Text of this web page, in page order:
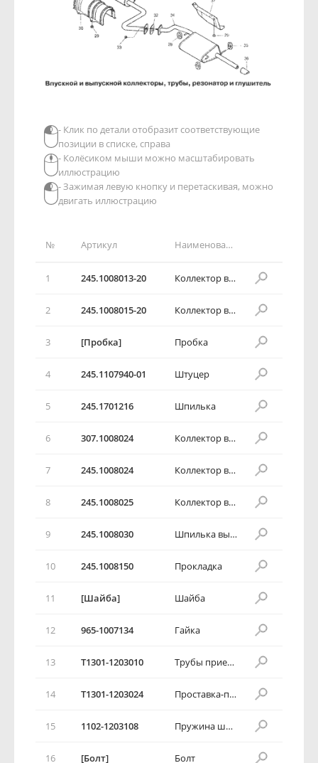
№ Артикул Наименование детали
1 245.1008013-20 Коллектор впускной в сборе
2 245.1008015-20 Коллектор впускной
3 [Пробка] Пробка
4 245.1107940-01 Штуцер
5 245.1701216 Шпилька
6 307.1008024 Коллектор выпускной в сборе
7 245.1008024 Коллектор выпускной в сборе
8 245.1008025 Коллектор выпускной
9 245.1008030 Шпилька выпускного коллектора
10 245.1008150 Прокладка
11 [Шайба] Шайба
12 965-1007134 Гайка
13 T1301-1203010 Трубы приемные глушителя с тройником в сборе
14 T1301-1203024 Проставка-переходник системы выхлопа в сборе
15 1102-1203108 Пружина шарнира
16 [Болт] Болт
- Клик по детали отобразит соответствующие
позиции в списке, справа
- Колёсиком мыши можно масштабировать
иллюстрацию
- Зажимая левую кнопку и перетаскивая, можно
двигать иллюстрацию